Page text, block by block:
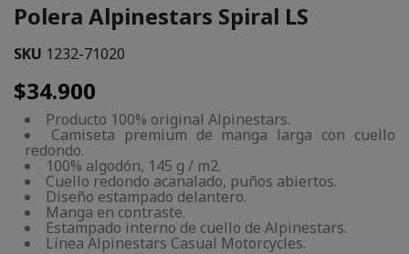
Polera Alpinestars Spiral LS
SKU 1232-71020
$34.900
Producto 100% original Alpinestars.
Camiseta premium de manga larga con cuello
redondo.
100% algodón, 145 g / m2.
Cuello redondo acanalado, puños abiertos.
Diseño estampado delantero.
Manga en contraste.
Estampado interno de cuello de Alpinestars.
Línea Alpinestars Casual Motorcycles.